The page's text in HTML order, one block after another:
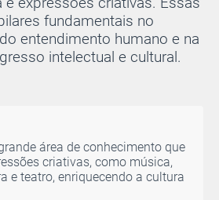
fundamentais no
entendimento humano e na
intelectual e cultural.
área de conhecimento que
criativas, como música,
e teatro, enriquecendo a cultura